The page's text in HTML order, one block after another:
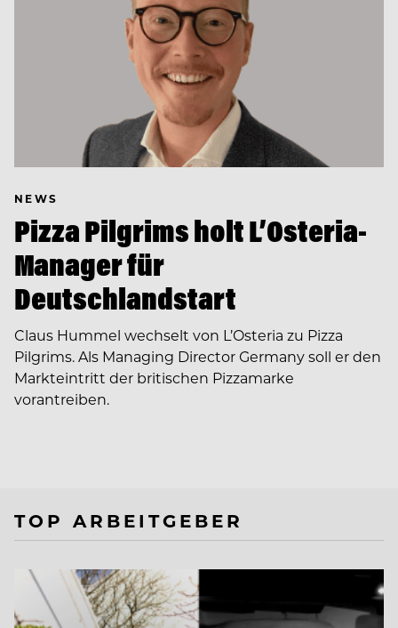
NEWS
Pizza Pilgrims holt L’Osteria-
Manager für
Deutschlandstart
Claus Hummel wechselt von L’Osteria zu Pizza
Pilgrims. Als Managing Director Germany soll er den
Markteintritt der britischen Pizzamarke
vorantreiben.
TOP ARBEITGEBER